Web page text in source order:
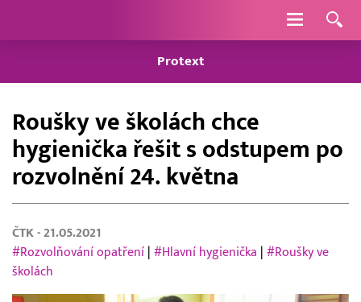
Navigace
Protext
Roušky ve školách chce
hygienička řešit s odstupem po
rozvolnění 24. května
ČTK - 21.05.2021
#Rozvolňování opatření #Hlavní hygienička
#Roušky ve
školách